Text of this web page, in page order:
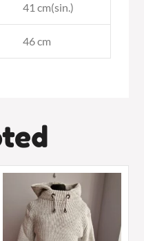
41 cm(sin.)
46 cm